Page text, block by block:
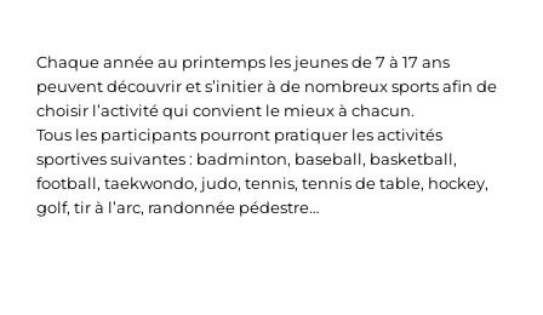
Chaque année au printemps les jeunes de 7 à 17 ans
peuvent découvrir et s’initier à de nombreux sports afin de
choisir l’activité qui convient le mieux à chacun.
Tous les participants pourront pratiquer les activités
sportives suivantes : badminton, baseball, basketball,
football, taekwondo, judo, tennis, tennis de table, hockey,
golf, tir à l’arc, randonnée pédestre…